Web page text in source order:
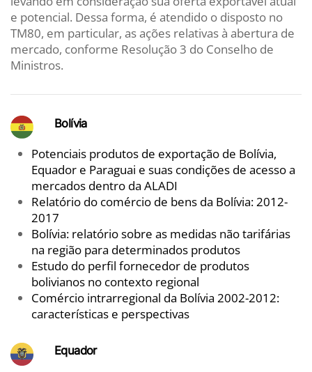
e potencial. Dessa forma, é atendido o disposto no
TM80, em particular, as ações relativas à abertura de
mercado, conforme Resolução 3 do Conselho de
Ministros.
Bolívia
Potenciais produtos de exportação de Bolívia,
Equador e Paraguai e suas condições de acesso a
mercados dentro da ALADI
Relatório do comércio de bens da Bolívia: 2012-
2017
Bolívia: relatório sobre as medidas não tarifárias
na região para determinados produtos
Estudo do perfil fornecedor de produtos
bolivianos no contexto regional
Comércio intrarregional da Bolívia 2002-2012:
características e perspectivas
Equador